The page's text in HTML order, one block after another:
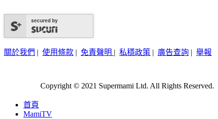
secured by
關於我們 | 使用條款 | 免責聲明 | 私穩政策 | 廣告查詢 | 舉報
Copyright © 2021 Supermami Ltd. All Rights Reserved.
首頁
MamiTV